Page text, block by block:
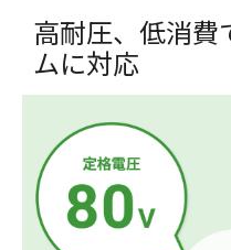
高耐圧、低消費
ムに対応